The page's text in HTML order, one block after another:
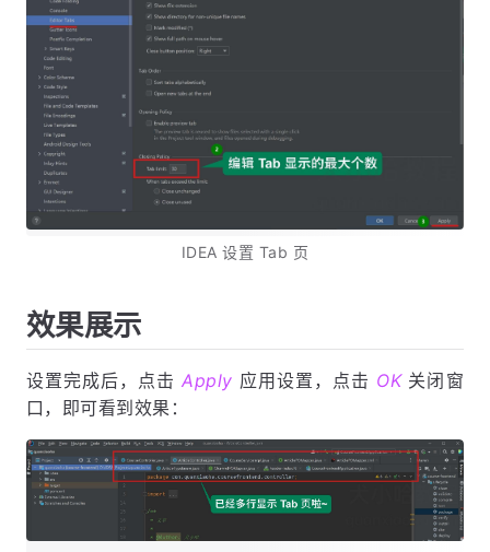
IDEA 设置 Tab 页
效果展示
设置完成后，点击Apply 应用设置，点击 OK关闭窗
口，即可看到效果：